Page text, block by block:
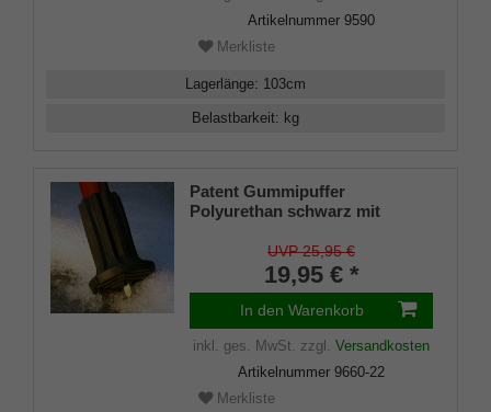
Artikelnummer 9590
Merkliste
Lagerlänge: 103cm
Belastbarkeit: kg
Patent Gummipuffer
Polyurethan schwarz mit
Gehstöcke aus Holz und Metall,
flexibler Schaft für
Durchmesser von ca. 17-22 mm
UVP 25,95 €
19,95 € *
In den Warenkorb
inkl. ges. MwSt. zzgl. Versandkosten
Artikelnummer 9660-22
Merkliste